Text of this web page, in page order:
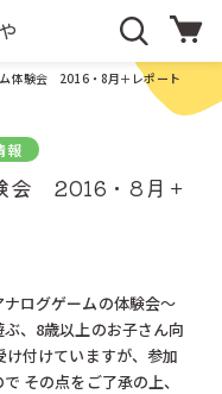
ー
ト
体験会 2016・8月＋レポート
報
会 2016・8月＋
ログゲームの体験会～
、8歳以上のお子さん向
付けていますが、参加
その点をご了承の上、